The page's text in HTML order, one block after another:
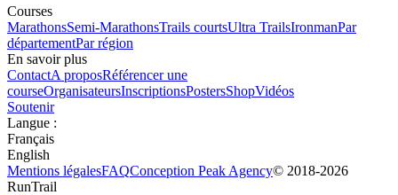
Courses
MarathonsSemi-MarathonsTrails courtsUltra TrailsIronmanPar
départementPar région
En savoir plus
ContactA proposRéférencer une
courseOrganisateursInscriptionsPostersShopVidéos
Soutenir
Langue :
Français
English
Mentions légalesFAQConception Peak Agency© 2018-2026
RunTrail